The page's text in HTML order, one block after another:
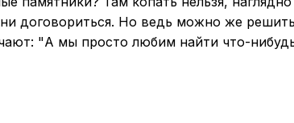
договориться. Но ведь можно же
"А мы просто любим найти что-